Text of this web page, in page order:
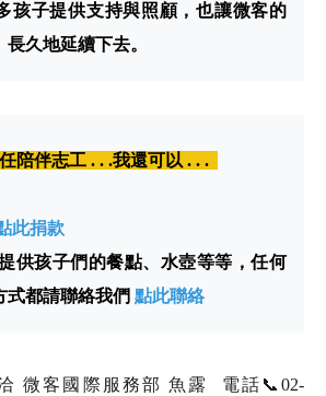
孩子提供支持與照顧，也讓微客的
久地延續下去。
陪伴志工 . . .我還可以 . . .
此捐款
供孩子們的餐點、水壺等等，任何
式都請聯絡我們 點此聯絡
微客國際服務部 魚露 電話📞02-